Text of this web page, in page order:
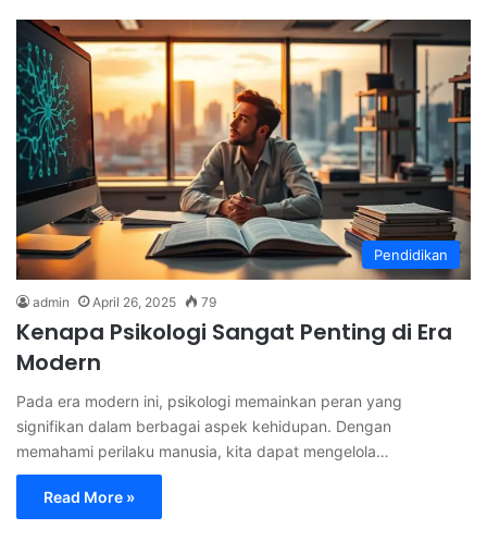
Pendidikan
admin April 26, 2025 79
Kenapa Psikologi Sangat Penting di Era
Modern
Pada era modern ini, psikologi memainkan peran yang
signifikan dalam berbagai aspek kehidupan. Dengan
memahami perilaku manusia, kita dapat mengelola…
Read More »